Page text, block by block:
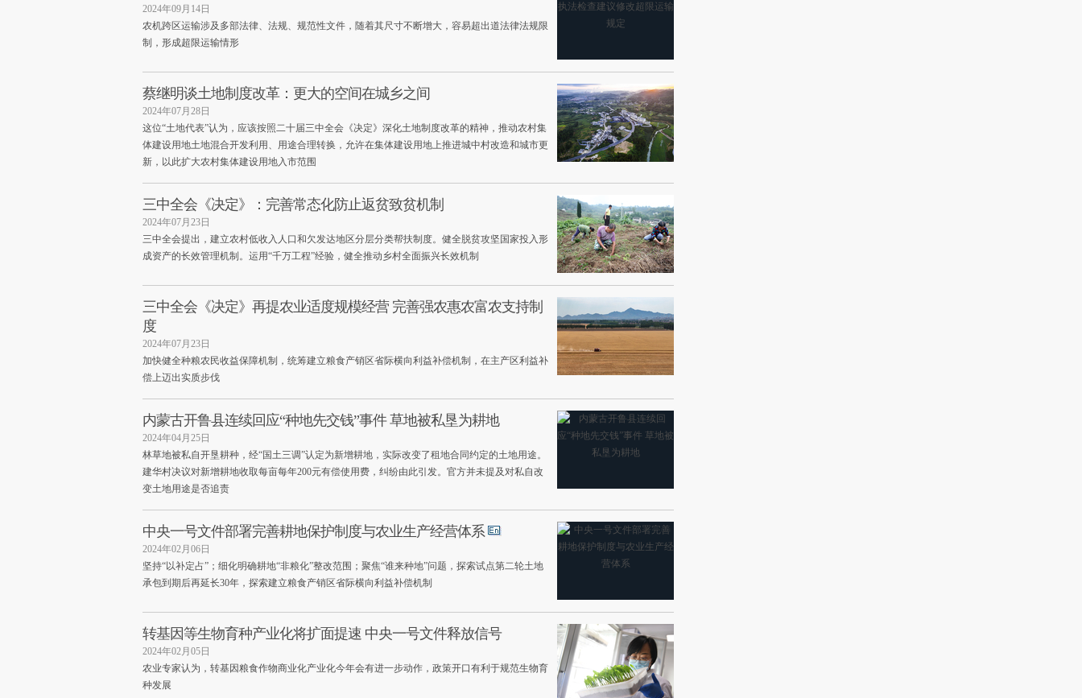
2024年09月14日
农机跨区运输涉及多部法律、法规、规范性文件，随着其尺寸不断增大，容易超出道法律法规限
制，形成超限运输情形
蔡继明谈土地制度改革：更大的空间在城乡之间
2024年07月28日
这位“土地代表”认为，应该按照二十届三中全会《决定》深化土地制度改革的精神，推动农村集
体建设用地土地混合开发利用、用途合理转换，允许在集体建设用地上推进城中村改造和城市更
新，以此扩大农村集体建设用地入市范围
三中全会《决定》：完善常态化防止返贫致贫机制
2024年07月23日
三中全会提出，建立农村低收入人口和欠发达地区分层分类帮扶制度。健全脱贫攻坚国家投入形
成资产的长效管理机制。运用“千万工程”经验，健全推动乡村全面振兴长效机制
三中全会《决定》再提农业适度规模经营 完善强农惠农富农支持制
度
2024年07月23日
加快健全种粮农民收益保障机制，统筹建立粮食产销区省际横向利益补偿机制，在主产区利益补
偿上迈出实质步伐
内蒙古开鲁县连续回应“种地先交钱”事件 草地被私垦为耕地
2024年04月25日
林草地被私自开垦耕种，经“国土三调”认定为新增耕地，实际改变了租地合同约定的土地用途。
建华村决议对新增耕地收取每亩每年200元有偿使用费，纠纷由此引发。官方并未提及对私自改
变土地用途是否追责
中央一号文件部署完善耕地保护制度与农业生产经营体系
2024年02月06日
坚持“以补定占”；细化明确耕地“非粮化”整改范围；聚焦“谁来种地”问题，探索试点第二轮土地
承包到期后再延长30年，探索建立粮食产销区省际横向利益补偿机制
转基因等生物育种产业化将扩面提速 中央一号文件释放信号
2024年02月05日
农业专家认为，转基因粮食作物商业化产业化今年会有进一步动作，政策开口有利于规范生物育
种发展